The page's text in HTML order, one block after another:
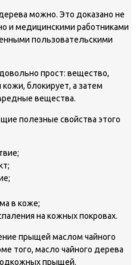
можно. Это доказано не
и медицинскими работниками
пользовательскими
прост: вещество,
блокирует, а затем
вещества.
полезные свойства этого
в коже;
на кожных покровах.
прыщей маслом чайного
того, масло чайного дерева
прыщей.